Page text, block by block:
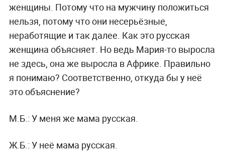
женщины. Потому что на мужчину положиться
нельзя, потому что они несерьёзные,
неработящие и так далее. Как это русская
женщина объясняет. Но ведь Мария-то выросла
не здесь, она же выросла в Африке. Правильно
я понимаю? Соответственно, откуда бы у неё
это объяснение?
М.Б.: У меня же мама русская.
Ж.Б.: У неё мама русская.